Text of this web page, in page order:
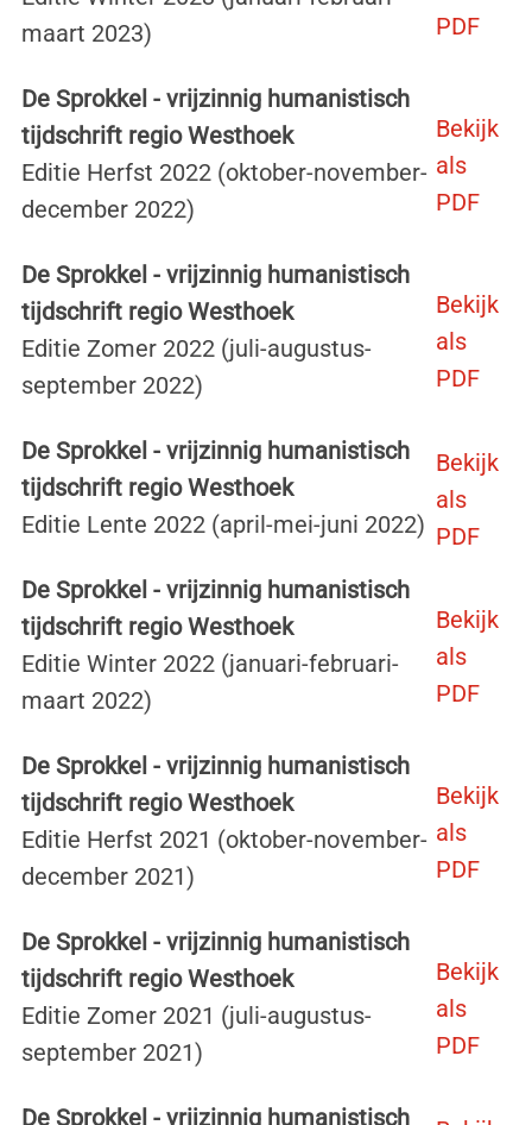
maart 2023)
PDF
De Sprokkel - vrijzinnig humanistisch
tijdschrift regio Westhoek
Editie Herfst 2022 (oktober-november-
december 2022)
Bekijk
als
PDF
De Sprokkel - vrijzinnig humanistisch
tijdschrift regio Westhoek
Editie Zomer 2022 (juli-augustus-
september 2022)
Bekijk
als
PDF
De Sprokkel - vrijzinnig humanistisch
tijdschrift regio Westhoek
Editie Lente 2022 (april-mei-juni 2022)
Bekijk
als
PDF
De Sprokkel - vrijzinnig humanistisch
tijdschrift regio Westhoek
Editie Winter 2022 (januari-februari-
maart 2022)
Bekijk
als
PDF
De Sprokkel - vrijzinnig humanistisch
tijdschrift regio Westhoek
Editie Herfst 2021 (oktober-november-
december 2021)
Bekijk
als
PDF
De Sprokkel - vrijzinnig humanistisch
tijdschrift regio Westhoek
Editie Zomer 2021 (juli-augustus-
september 2021)
Bekijk
als
PDF
De Sprokkel - vrijzinnig humanistisch